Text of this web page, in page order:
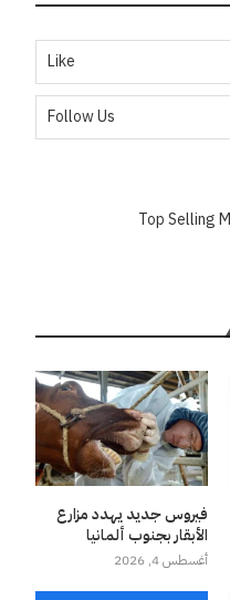
Like
Follow Us
فيروس جديد يهدد مزارع
الأبقار بجنوب ألمانيا
أغسطس 4, 2026